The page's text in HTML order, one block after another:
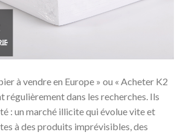
à vendre en Europe » ou « Acheter K2
régulièrement dans les recherches. Ils
: un marché illicite qui évolue vite et
à des produits imprévisibles, des